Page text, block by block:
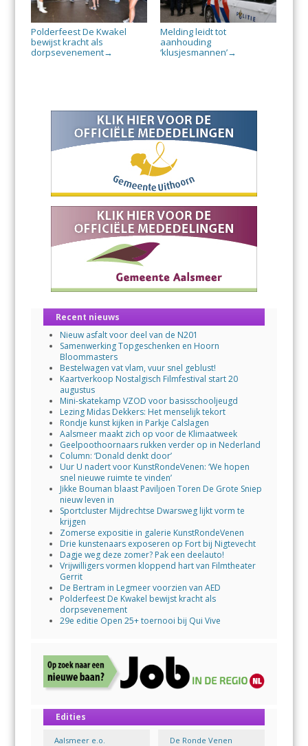
Polderfeest De Kwakel
bewijst kracht als
dorpsevenement→
Melding leidt tot
aanhouding
‘klusjesmannen’→
Recent nieuws
Nieuw asfalt voor deel van de N201
Samenwerking Topgeschenken en Hoorn
Bloommasters
Bestelwagen vat vlam, vuur snel geblust!
Kaartverkoop Nostalgisch Filmfestival start 20
augustus
Mini-skatekamp VZOD voor basisschooljeugd
Lezing Midas Dekkers: Het menselijk tekort
Rondje kunst kijken in Parkje Calslagen
Aalsmeer maakt zich op voor de Klimaatweek
Geelpoothoornaars rukken verder op in Nederland
Column: ‘Donald denkt door’
Uur U nadert voor KunstRondeVenen: ‘We hopen
snel nieuwe ruimte te vinden’
Jikke Bouman blaast Paviljoen Toren De Grote Sniep
nieuw leven in
Sportcluster Mijdrechtse Dwarsweg lijkt vorm te
krijgen
Zomerse expositie in galerie KunstRondeVenen
Drie kunstenaars exposeren op Fort bij Nigtevecht
Dagje weg deze zomer? Pak een deelauto!
Vrijwilligers vormen kloppend hart van Filmtheater
Gerrit
De Bertram in Legmeer voorzien van AED
Polderfeest De Kwakel bewijst kracht als
dorpsevenement
29e editie Open 25+ toernooi bij Qui Vive
Edities
Aalsmeer e.o. De Ronde Venen